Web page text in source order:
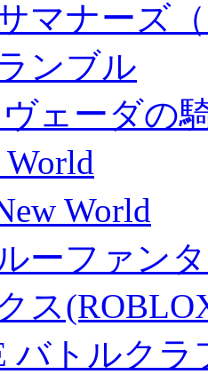
マナーズ
ンブル
ェーダの
World
ーファン
ス
バトルク